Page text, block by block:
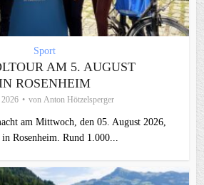
Sport
AM 5. AUGUST
ROSENHEIM
von Anton Hötzelsperger
am Mittwoch, den 05. August 2026,
Rosenheim. Rund 1.000...